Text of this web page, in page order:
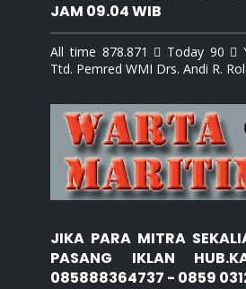
JAM 09.04 WIB
All time 878.871  Today 90 
Ttd. Pemred WMI Drs. Andi R.
JIKA PARA MITRA
PASANG IKLAN
085888364737 - 0859